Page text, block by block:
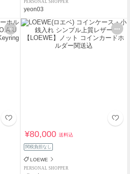
PERSONAL SHOPPER
yeon03
¥80,000送料込
関税負担なし
LOEWE
PERSONAL SHOPPER